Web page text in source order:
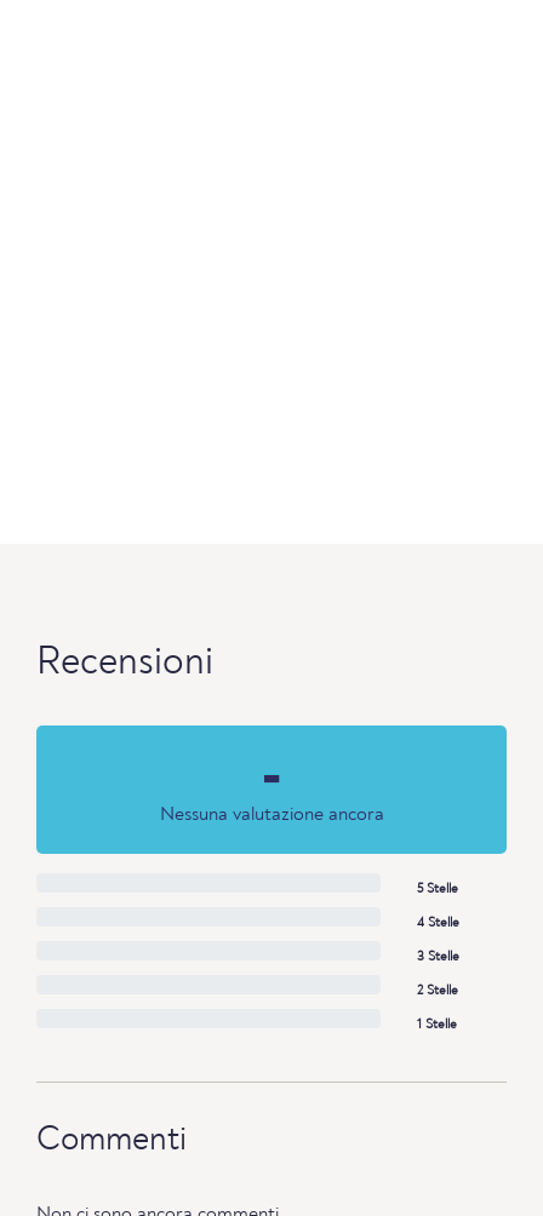
Recensioni
-
Nessuna valutazione ancora
5 Stelle
4 Stelle
3 Stelle
2 Stelle
1 Stelle
Commenti